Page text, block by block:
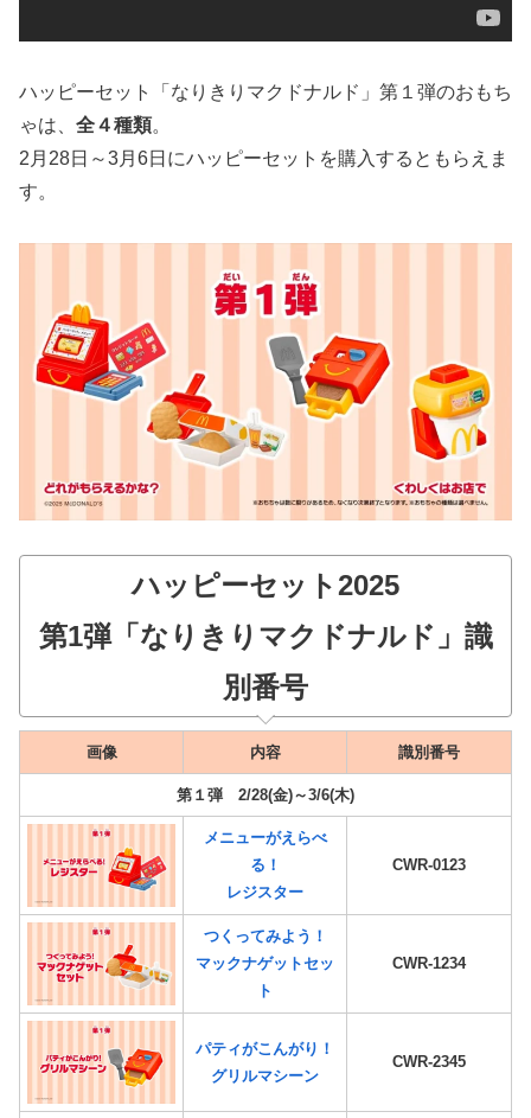
ハッピーセット「なりきりマクドナルド」第１弾のおもち
ゃは、 全４種類。
2月28日～3月6日にハッピーセットを購入するともらえま
す。
ハッピーセット2025
第1弾「なりきりマクドナルド 」識
別番号
画像 内容 識別番号
第１弾 2/28(金)～3/6(木)
メニューがえらべ
る！
レジスター
CWR-0123
つくってみよう！
マックナゲットセッ
ト
CWR-1234
パティがこんがり！
グリルマシーン
CWR-2345